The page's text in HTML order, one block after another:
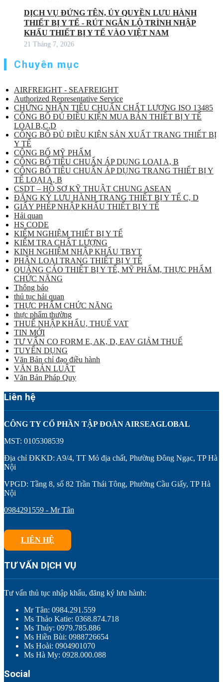
DỊCH VỤ ĐỨNG TÊN, ỦY QUYỀN LƯU HÀNH
THIẾT BỊ Y TẾ - RÚT NGẮN LỘ TRÌNH NHẬP
KHẨU THIẾT BỊ Y TẾ VÀO VIỆT NAM
21 Tháng 7, 2026
Chuyên mục
AIRFREIGHT - SEAFREIGHT
Authorized Representative Service
CHỨNG NHẬN TIÊU CHUẨN CHẤT LƯỢNG ISO 13485
CÔNG BỐ ĐỦ ĐIỀU KIỆN MUA BÁN THIẾT BỊ Y TẾ
LOẠI B,C,D
CÔNG BỐ ĐỦ ĐIỀU KIỆN SẢN XUẤT TRANG THIẾT BỊ
Y TẾ
CÔNG BỐ MỸ PHẨM
CÔNG BỐ TIÊU CHUẨN ÁP DỤNG LOẠI A, B
CÔNG BỐ TIÊU CHUẨN ÁP DỤNG TRANG THIẾT BỊ Y
TẾ LOẠI A, B
CSDT – HỒ SƠ KỸ THUẬT CHUNG ASEAN
ĐĂNG KÝ LƯU HÀNH TRANG THIẾT BỊ Y TẾ C, D
GIẤY PHÉP NHẬP KHẨU THIẾT BỊ Y TẾ
Hải quan
HS CODE
KIỂM NGHIỆM THIẾT BỊ Y TẾ
KIỂM TRA CHẤT LƯỢNG
KINH NGHIỆM NHẬP KHẨU TBYT
PHÂN LOẠI TRANG THIẾT BỊ Y TẾ
QUẢNG CÁO THIẾT BỊ Y TẾ, MỸ PHẨM, THỰC PHẨM
CHỨC NĂNG
Thông báo
thủ tục hải quan
THỰC PHẨM CHỨC NĂNG
thực phẩm thường
THUẾ NHẬP KHẨU, THUẾ VAT
TIN MỚI
TƯ VẤN CO FORM E, AK, D, EAV GIẢM THUẾ
TUYỂN DỤNG
Văn Bản chỉ đạo điều hành
VĂN BẢN LUẬT
Văn Bản Pháp Quy
Liên hệ
CÔNG TY CỔ PHẦN TẬP ĐOÀN AIRSEAGLOBAL
MST: 0105308539
Địa chỉ ĐKKD: A9/4, TT Mỏ địa chất, Phường Đông Ngạc, TP Hà
Nội
VPGD: Tầng 8, số 82 Trần Thái Tông, Phường Cầu Giấy, TP Hà
Nội
0984291559 - Mr Tân
LIÊN HỆ
TƯ VẤN DỊCH VỤ
Tư vấn thủ tục nhập khẩu, đăng ký lưu hành:
Mr Tân: 0984.291.559
Ms Thảo Katie: 0368.874.718
Ms Thúy: 0979.785.886
Ms Hiền Bùi: 0988726654
Ms Hoài: 0904901070
Ms Hà My: 0928.000.088
Social